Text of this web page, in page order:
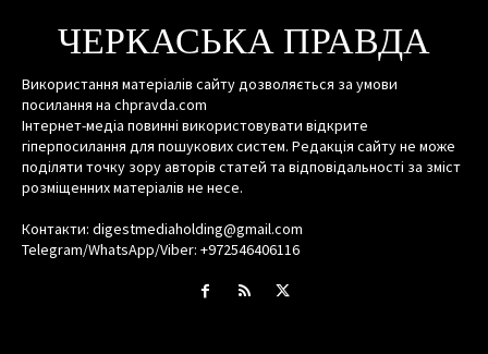
ЧЕРКАСЬКА ПРАВДА
Використання матеріалів сайту дозволяється за умови
посилання на chpravda.com
Інтернет-медіа повинні використовувати відкрите
гіперпосилання для пошукових систем. Редакція сайту не може
поділяти точку зору авторів статей та відповідальності за зміст
розміщенних матеріалів не несе.
Контакти: digestmediaholding@gmail.com
Telegram/WhatsApp/Viber: +972546406116